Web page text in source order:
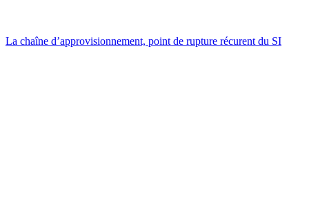
La chaîne d’approvisionnement, point de rupture récurent du SI